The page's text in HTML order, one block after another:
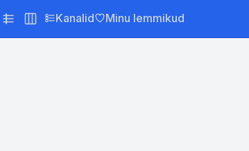
Kanalid Minu lemmikud